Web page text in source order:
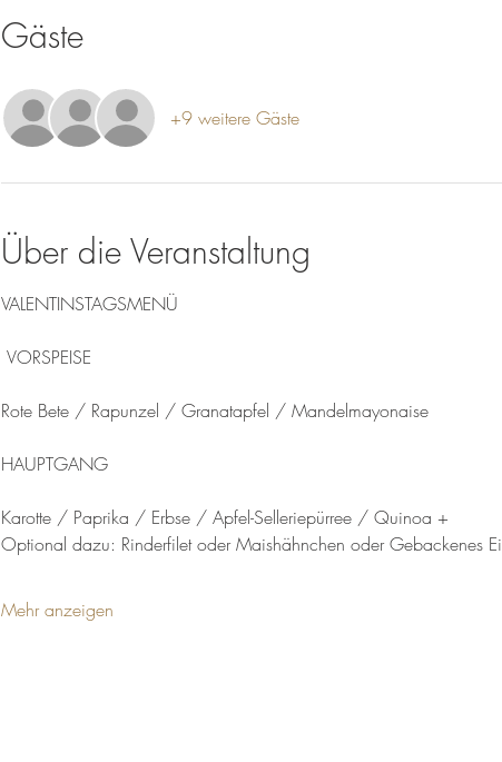
Gäste
+9 weitere Gäste
Über die Veranstaltung
VALENTINSTAGSMENÜ
VORSPEISE
Rote Bete / Rapunzel / Granatapfel / Mandelmayonaise
HAUPTGANG
Karotte / Paprika / Erbse / Apfel-Selleriepürree / Quinoa +
Optional dazu: Rinderfilet oder Maishähnchen oder Gebackenes Ei
Mehr anzeigen